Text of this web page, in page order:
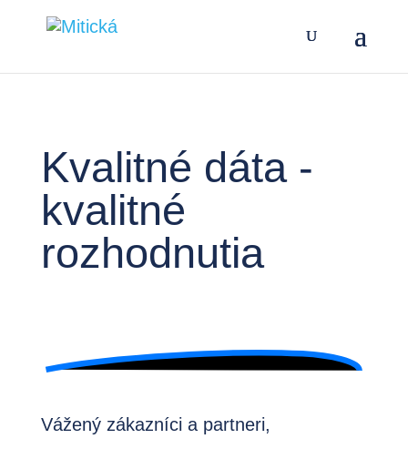
Kvalitné dáta -
kvalitné
rozhodnutia
Vážený zákazníci a partneri,